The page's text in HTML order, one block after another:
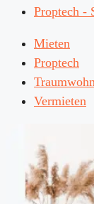
Proptech -
Mieten
Proptech
Vermieten